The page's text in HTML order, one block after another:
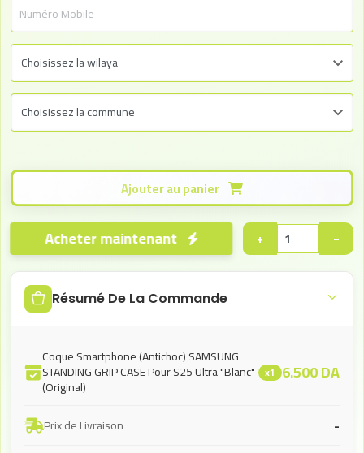
−
+
Acheter maintenant
Résumé De La Commande
Coque Smartphone (Antichoc) SAMSUNG
STANDING GRIP CASE Pour S25 Ultra "Blanc"
(Original)
x1 6.500DA
Prix de Livraison -